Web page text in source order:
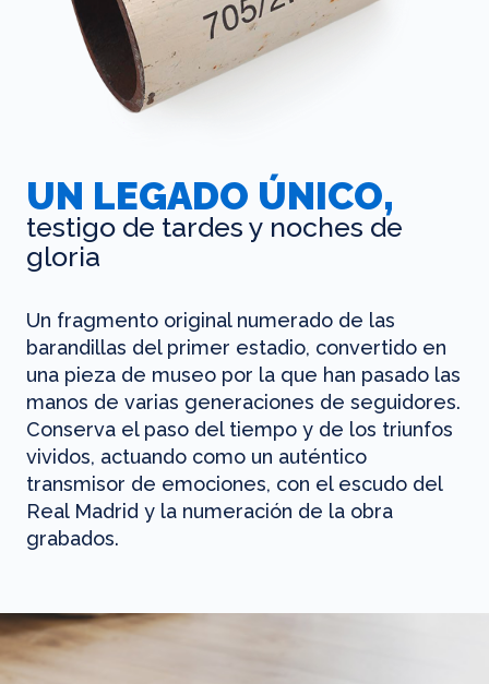
UN LEGADO ÚNICO,
testigo de tardes y noches de
gloria
Un fragmento original numerado de las
barandillas del primer estadio, convertido en
una pieza de museo por la que han pasado las
manos de varias generaciones de seguidores.
Conserva el paso del tiempo y de los triunfos
vividos, actuando como un auténtico
transmisor de emociones, con el escudo del
Real Madrid y la numeración de la obra
grabados.